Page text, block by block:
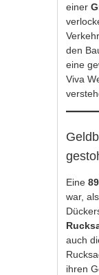
einer
den
eine
Viva
Eine
war,
auch
ihren